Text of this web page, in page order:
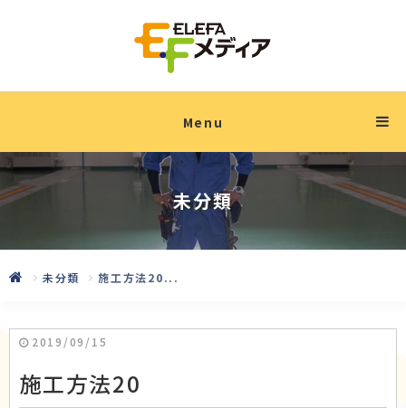
Menu
未分類
未分類 施工方法20...
2019/09/15
施工方法20